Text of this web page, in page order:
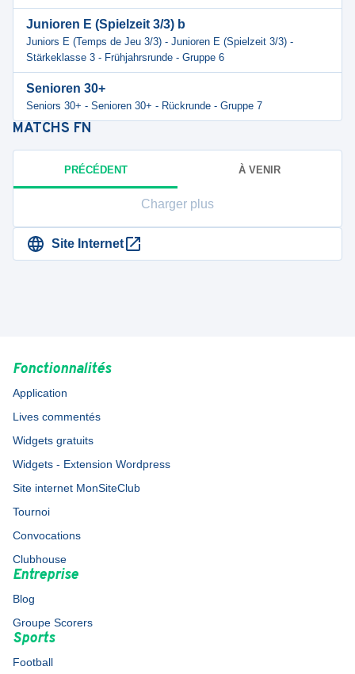
Junioren E (Spielzeit 3/3) b
Juniors E (Temps de Jeu 3/3) - Junioren E (Spielzeit 3/3) -
Stärkeklasse 3 - Frühjahrsrunde - Gruppe 6
Senioren 30+
Seniors 30+ - Senioren 30+ - Rückrunde - Gruppe 7
MATCHS FN
PRÉCÉDENT À VENIR
Charger plus
Site Internet
Fonctionnalités
Application
Lives commentés
Widgets gratuits
Widgets - Extension Wordpress
Site internet MonSiteClub
Tournoi
Convocations
Clubhouse
Entreprise
Blog
Groupe Scorers
Sports
Football